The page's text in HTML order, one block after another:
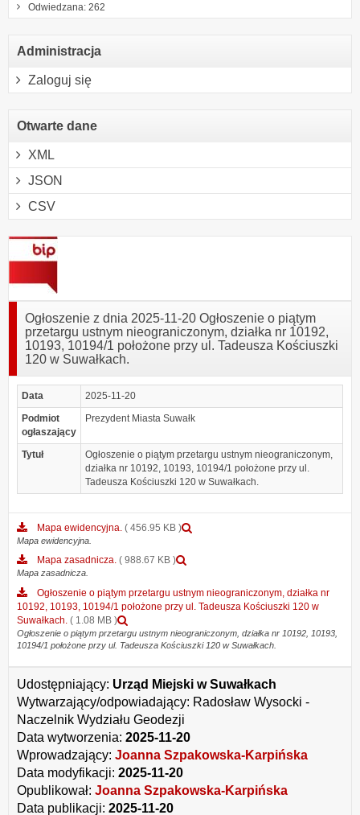
Odwiedzana: 262
Administracja
Zaloguj się
Otwarte dane
XML
JSON
CSV
Ogłoszenie z dnia 2025-11-20 Ogłoszenie o piątym
przetargu ustnym nieograniczonym, działka nr 10192,
10193, 10194/1 położone przy ul. Tadeusza Kościuszki
120 w Suwałkach.
Data
2025-11-20
Podmiot
ogłaszający
Prezydent Miasta Suwałk
Tytuł
Ogłoszenie o piątym przetargu ustnym nieograniczonym,
działka nr 10192, 10193, 10194/1 położone przy ul.
Tadeusza Kościuszki 120 w Suwałkach.
Mapa ewidencyjna. ( 456.95 KB )
Mapa ewidencyjna.
Mapa zasadnicza. ( 988.67 KB )
Mapa
zasadnicza.
Mapa zasadnicza.
Ogłoszenie o piątym przetargu ustnym nieograniczonym, działka nr
10192, 10193, 10194/1 położone przy ul. Tadeusza Kościuszki 120 w
Suwałkach. ( 1.08 MB )
załącznika
Ogłoszenie
przetargu
ustnym
nieograniczonym,
nr
10192,
10193,
10194/1
położone
przy
Ogłoszenie o piątym przetargu ustnym nieograniczonym, działka nr 10192, 10193,
10194/1 położone przy ul. Tadeusza Kościuszki 120 w Suwałkach.
Udostępniający: Urząd Miejski w Suwałkach
Wytwarzający/odpowiadający: Radosław Wysocki -
Naczelnik Wydziału Geodezji
Data wytworzenia: 2025-11-20
Wprowadzający: Joanna Szpakowska-Karpińska
Data modyfikacji: 2025-11-20
Opublikował: Joanna Szpakowska-Karpińska
Data publikacji: 2025-11-20